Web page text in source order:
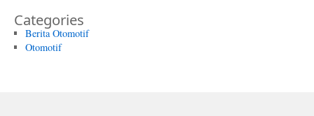
Categories
Berita Otomotif
Otomotif